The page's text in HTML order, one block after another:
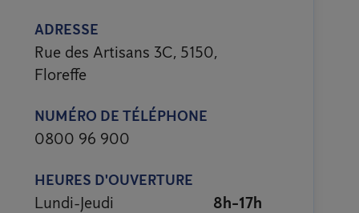
ADRESSE
Rue des Artisans 3C, 5150,
Floreffe
NUMÉRO DE TÉLÉPHONE
0800 96 900
HEURES D'OUVERTURE
Lundi-Jeudi
8h-17h